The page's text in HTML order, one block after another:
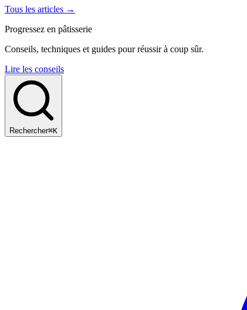
Tous les articles →
Progressez en pâtisserie
Conseils, techniques et guides pour réussir à coup sûr.
Lire les conseils
Rechercher⌘K